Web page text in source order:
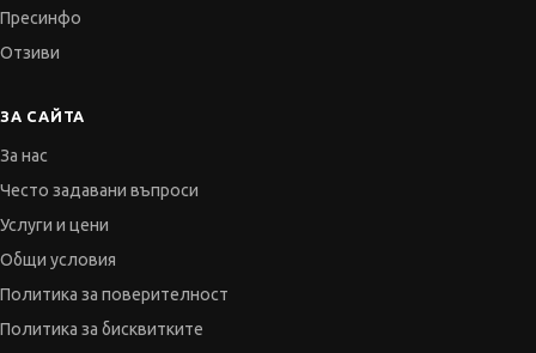
Пресинфо
Отзиви
ЗА САЙТА
За нас
Често задавани въпроси
Услуги и цени
Общи условия
Политика за поверителност
Политика за бисквитките